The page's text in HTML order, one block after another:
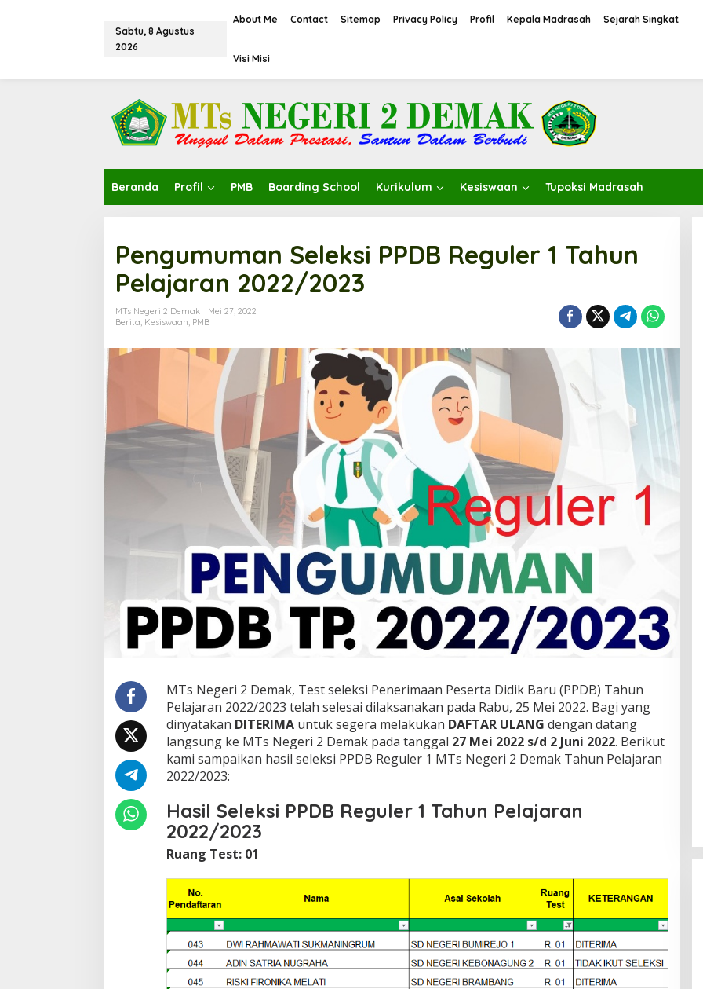
i
Sabtu, 8 Agustus
2026
About Me Contact Sitemap Privacy Policy Profil Kepala Madrasah Sejarah Singkat
Visi Misi
Beranda Profil PMB Boarding School Kurikulum Kesiswaan Tupoksi Madrasah
Pengumuman Seleksi PPDB Reguler 1 Tahun
Pelajaran 2022/2023
MTs Negeri 2 Demak
Mei 27, 2022
Berita, Kesiswaan, PMB
MTs Negeri 2 Demak, Test seleksi Penerimaan Peserta Didik Baru (PPDB) Tahun
Pelajaran 2022/2023 telah selesai dilaksanakan pada Rabu, 25 Mei 2022. Bagi yang
dinyatakan DITERIMAuntuk segera melakukan DAFTAR ULANG dengan datang
langsung ke MTs Negeri 2 Demak pada tanggal 27 Mei 2022 s/d 2 Juni 2022. Berikut
kami sampaikan hasil seleksi PPDB Reguler 1 MTs Negeri 2 Demak Tahun Pelajaran
2022/2023:
Hasil Seleksi PPDB Reguler 1 Tahun Pelajaran
2022/2023
Ruang Test: 01